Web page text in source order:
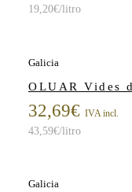
19,20€/litro
Galicia
OLUAR Vides
32,69€ IVA incl.
43,59€/litro
Galicia